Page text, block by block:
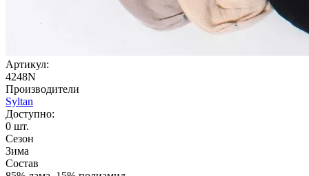
Артикул:
4248N
Производители
Syltan
Доступно:
0 шт.
Сезон
Зима
Состав